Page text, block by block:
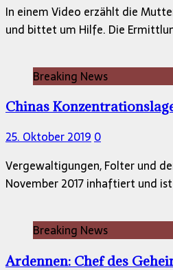
In einem Video erzählt die
und bittet um Hilfe. Die
Breaking News
Chinas
25. Oktober 2019 0
Vergewaltigungen, Folter und
November 2017 inhaftiert und
Breaking News
Ardennen: Chef des